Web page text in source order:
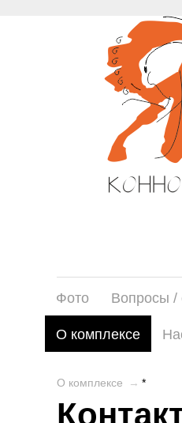
Фото Вопросы /
О комплексе
О комплексе → *